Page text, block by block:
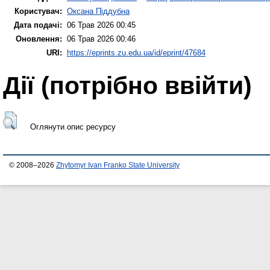
Користувач: Оксана Піддубна
Дата подачі: 06 Трав 2026 00:45
Оновлення: 06 Трав 2026 00:46
URI: https://eprints.zu.edu.ua/id/eprint/47684
Дії ​​(потрібно ввійти)
Оглянути опис ресурсу
© 2008–2026 Zhytomyr Ivan Franko State University